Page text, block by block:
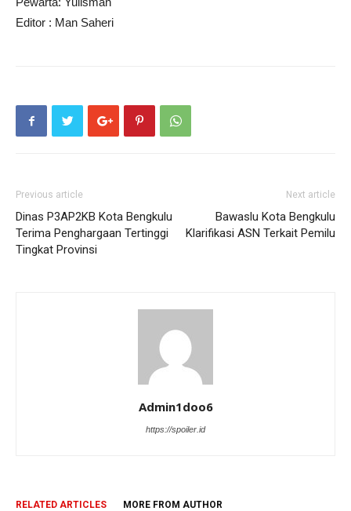
Editor : Man Saheri
Previous article
Dinas P3AP2KB Kota Bengkulu
Terima Penghargaan Tertinggi
Tingkat Provinsi
Next article
Bawaslu Kota Bengkulu
Klarifikasi ASN Terkait Pemilu
Admin1doo6
https://spoiler.id
RELATED ARTICLES MORE FROM AUTHOR